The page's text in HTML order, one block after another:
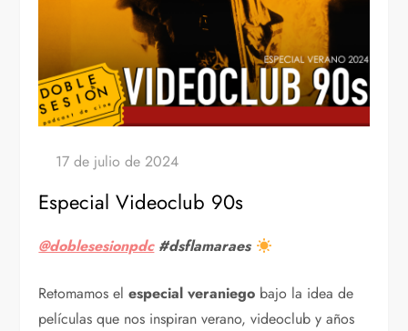
Especial Videoclub 90s
@doblesesionpdc #dsflamaraes
Retomamos elespecial veraniego bajo la idea de
películas que nos inspiran verano, videoclub y años